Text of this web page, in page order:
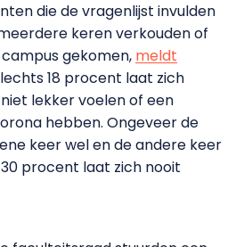
die de vragenlijst invulden
keren verkouden of
gekomen, meldt
18 procent laat zich
lekker voelen of een
hebben. Ongeveer de
keer wel en de andere keer
procent laat zich nooit